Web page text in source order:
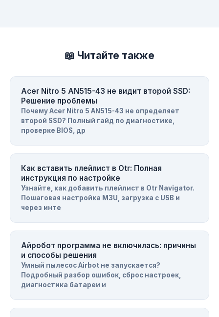
📖 Читайте также
Acer Nitro 5 AN515-43 не видит второй SSD:
Решение проблемы
Почему Acer Nitro 5 AN515-43 не определяет
второй SSD? Полный гайд по диагностике,
проверке BIOS, др
Как вставить плейлист в Otr: Полная
инструкция по настройке
Узнайте, как добавить плейлист в Otr Navigator.
Пошаговая настройка M3U, загрузка с USB и
через инте
Айробот программа не включилась: причины
и способы решения
Умный пылесос Airbot не запускается?
Подробный разбор ошибок, сброс настроек,
диагностика батареи и